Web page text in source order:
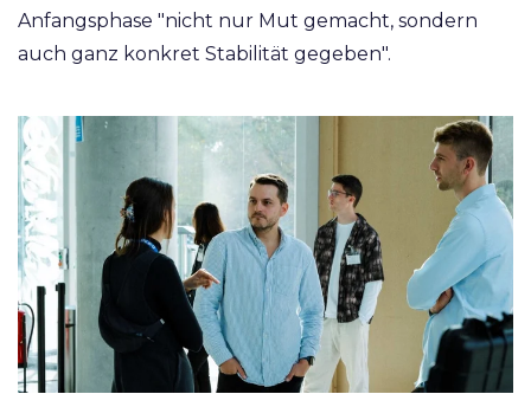
Anfangsphase "nicht nur Mut gemacht, sondern
auch ganz konkret Stabilität gegeben".